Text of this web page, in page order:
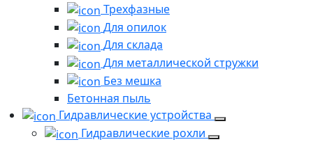
Трехфазные
Для опилок
Для склада
Для металлической стружки
Без мешка
Бетонная пыль
Гидравлические устройства
Гидравлические рохли